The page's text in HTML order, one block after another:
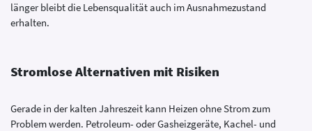
länger bleibt die Lebensqualität auch im Ausnahmezustand
erhalten.
Stromlose Alternativen mit Risiken
Gerade in der kalten Jahreszeit kann Heizen ohne Strom zum
Problem werden. Petroleum- oder Gasheizgeräte, Kachel- und